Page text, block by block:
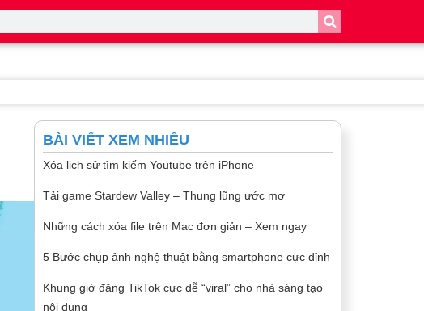
BÀI VIẾT XEM NHIỀU
Xóa lịch sử tìm kiếm Youtube trên iPhone
Tải game Stardew Valley – Thung lũng ước mơ
Những cách xóa file trên Mac đơn giản – Xem ngay
5 Bước chụp ảnh nghệ thuật bằng smartphone cực đỉnh
Khung giờ đăng TikTok cực dễ “viral” cho nhà sáng tạo
nội dung